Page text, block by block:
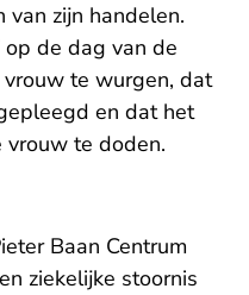
zijn handelen.
de dag van de
te wurgen, dat
en dat het
te doden.
Baan Centrum
ziekelijke stoornis